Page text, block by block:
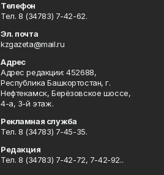
Телефон
Тел. 8 (34783) 7-42-62.
Эл. почта
kzgazeta@mail.ru
Адрес
Адрес редакции: 452688,
Республика Башкортостан, г.
Нефтекамск, Берёзовское шоссе,
4-а, 3-й этаж.
Рекламная служба
Тел. 8 (34783) 7-45-35.
Редакция
Тел. 8 (34783) 7-42-72, 7-42-92..